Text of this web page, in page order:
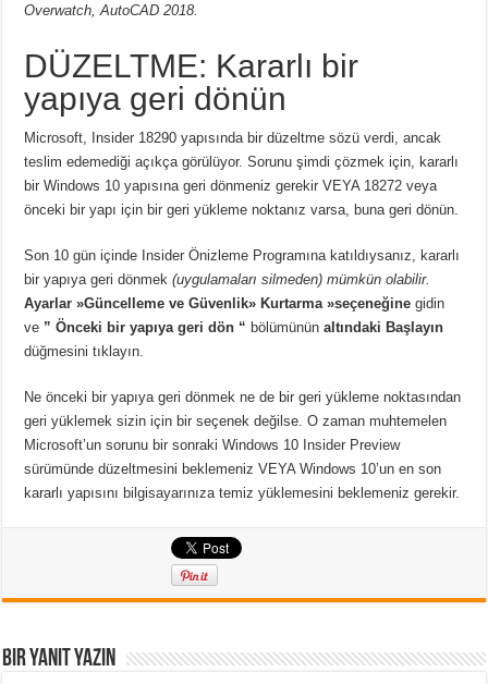
Overwatch, AutoCAD 2018.
DÜZELTME: Kararlı bir
yapıya geri dönün
Microsoft, Insider 18290 yapısında bir düzeltme sözü verdi, ancak
teslim edemediği açıkça görülüyor. Sorunu şimdi çözmek için, kararlı
bir Windows 10 yapısına geri dönmeniz gerekir VEYA 18272 veya
önceki bir yapı için bir geri yükleme noktanız varsa, buna geri dönün.
Son 10 gün içinde Insider Önizleme Programına katıldıysanız, kararlı
bir yapıya geri dönmek(uygulamaları silmeden) mümkün olabilir.
Ayarlar »Güncelleme ve Güvenlik» Kurtarma »seçeneğine gidin
ve ” Önceki bir yapıya geri dön “ bölümününaltındaki Başlayın
düğmesini tıklayın.
Ne önceki bir yapıya geri dönmek ne de bir geri yükleme noktasından
geri yüklemek sizin için bir seçenek değilse. O zaman muhtemelen
Microsoft’un sorunu bir sonraki Windows 10 Insider Preview
sürümünde düzeltmesini beklemeniz VEYA Windows 10’un en son
kararlı yapısını bilgisayarınıza temiz yüklemesini beklemeniz gerekir.
Bir yanıt yazın